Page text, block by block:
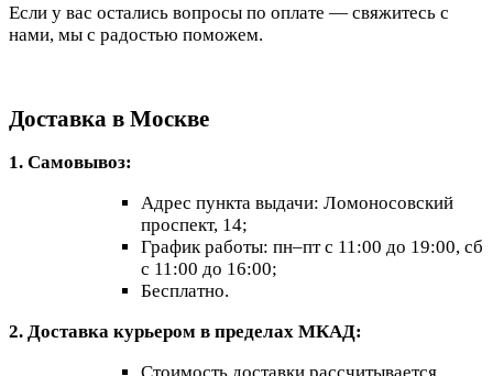
Если у вас остались вопросы по оплате — свяжитесь с
нами, мы с радостью поможем.
Доставка в Москве
1. Самовывоз:
Адрес пункта выдачи: Ломоносовский
проспект, 14;
График работы: пн–пт с 11:00 до 19:00, сб
с 11:00 до 16:00;
Бесплатно.
2. Доставка курьером в пределах МКАД:
Стоимость доставки рассчитывается